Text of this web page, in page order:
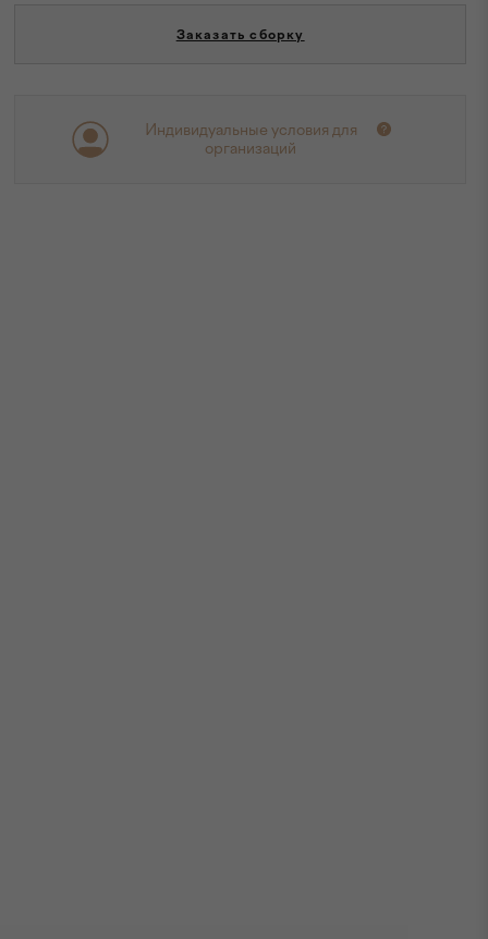
Заказать сборку
Индивидуальные условия для
организаций